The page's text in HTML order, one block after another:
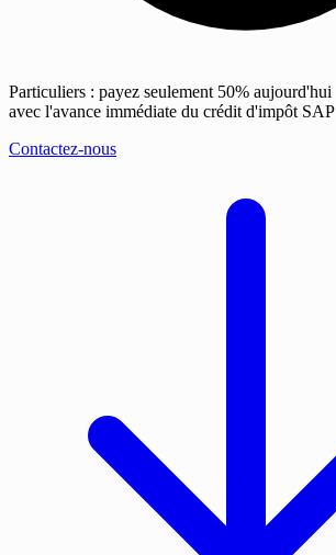
Particuliers : payez seulement 50% aujourd'hui
avec l'avance immédiate du crédit d'impôt SAP
Contactez-nous